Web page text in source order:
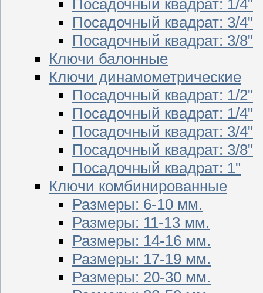
Посадочный квадрат: 1/4"
Посадочный квадрат: 3/4"
Посадочный квадрат: 3/8"
Ключи балонные
Ключи динамометрические
Посадочный квадрат: 1/2"
Посадочный квадрат: 1/4"
Посадочный квадрат: 3/4"
Посадочный квадрат: 3/8"
Посадочный квадрат: 1"
Ключи комбинированные
Размеры: 6-10 мм.
Размеры: 11-13 мм.
Размеры: 14-16 мм.
Размеры: 17-19 мм.
Размеры: 20-30 мм.